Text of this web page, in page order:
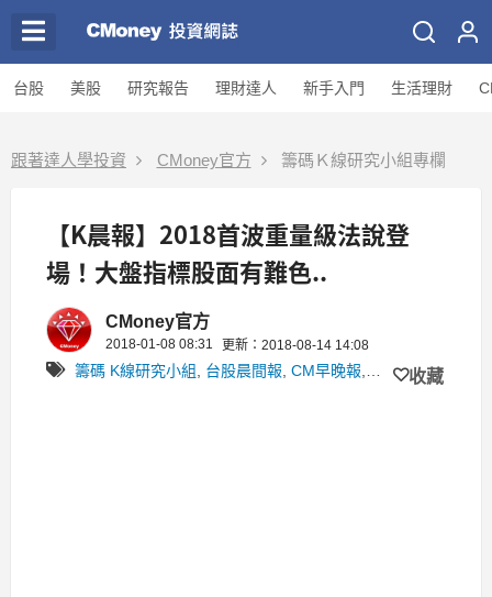
台股 美股 研究報告 理財達人 新手入門 生活理財
跟著達人學投資 CMoney官方 籌碼Ｋ線研究小組專欄
【K晨報】2018首波重量級法說登
場！大盤指標股面有難色..
CMoney官方
2018-01-08 08:31 更新：2018-08-14 14:08
籌碼 K線研究小組 台股晨間報 CM早晚報 籌碼Ｋ線研究小組
收藏